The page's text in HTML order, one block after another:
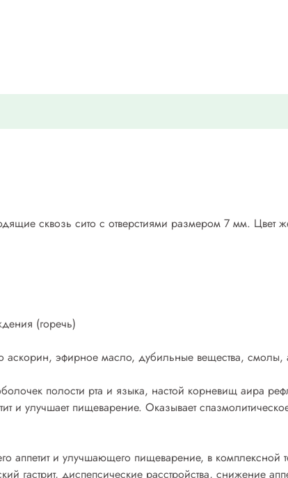
сквозь сито с отверстиями размером 7 мм. Цвет
(горечь)
аскорин, эфирное масло, дубильные вещества, смолы,
полости рта и языка, настой корневищ аира
и улучшает пищеварение. Оказывает
аппетит и улучшающего пищеварение, в комплексной
гастрит, диспепсические расстройства, снижение